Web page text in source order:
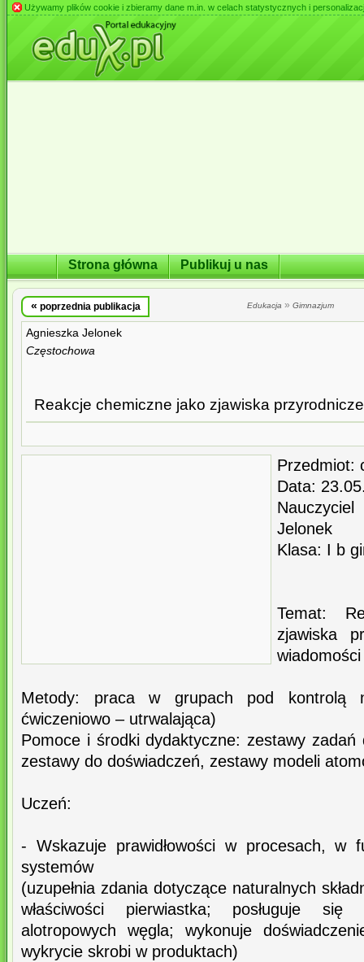
Używamy plików cookie i zbieramy dane m.in. w celach statystycznych i
Strona główna Publikuj u nas
« poprzednia publikacja Edukacja » Gimnazjum
Agnieszka Jelonek
Częstochowa
Reakcje chemiczne jako zjawiska
Przedmiot:
Data:
Jelonek
Klasa: I b
Temat:
zjawiska
wiadomości
Metody: praca w grupach pod kontrolą
ćwiczeniowo – utrwalająca)
Pomoce i środki dydaktyczne: zestawy zadań
zestawy do doświadczeń, zestawy modeli
Uczeń:
- Wskazuje prawidłowości w procesach, w
systemów
(uzupełnia zdania dotyczące naturalnych
właściwości pierwiastka; posługuje się
alotropowych węgla; wykonuje
wykrycie skrobi w produktach)